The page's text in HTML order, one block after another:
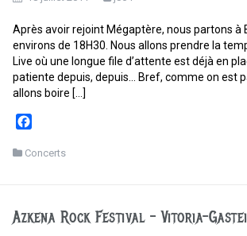
Après avoir rejoint Mégaptère, nous partons à
environs de 18H30. Nous allons prendre la
Live où une longue file d’attente est déjà en
patiente depuis, depuis… Bref, comme on est
allons boire […]
c
o
Concerts
Azkena Rock Festival – Vitoria-